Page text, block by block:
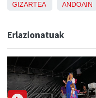
GIZARTEA ANDOAIN
Erlazionatuak